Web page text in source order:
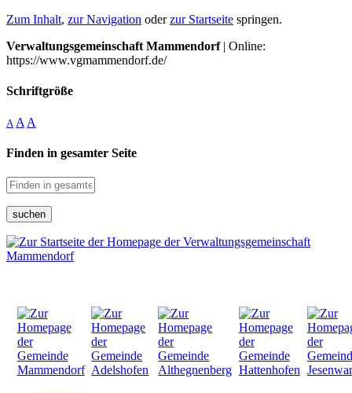
Zum Inhalt, zur Navigation oderzur Startseite springen.
Verwaltungsgemeinschaft Mammendorf| Online:
https://www.vgmammendorf.de/
Schriftgröße
A A A
Finden in gesamter Seite
suchen